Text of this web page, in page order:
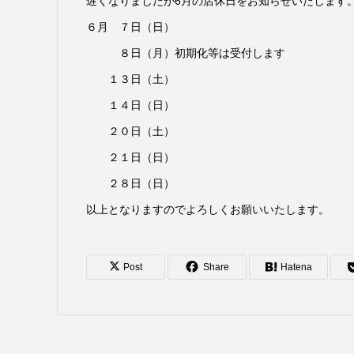
６月 ７日（日）
８日（月）初期化等は受付します
１３日（土）
１４日（日）
２０日（土）
２１日（日）
２８日（日）
以上となりますのでよろしくお願いいたします。
Post Share Hatena